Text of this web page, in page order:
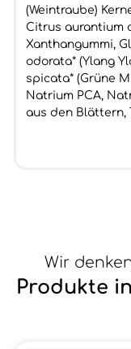
(Weintraube)
Citrus aurantium
Xanthangummi,
odorata* (Ylang
spicata* (Grüne
Natrium PCA,
aus den Blättern,
Wir
Produkte